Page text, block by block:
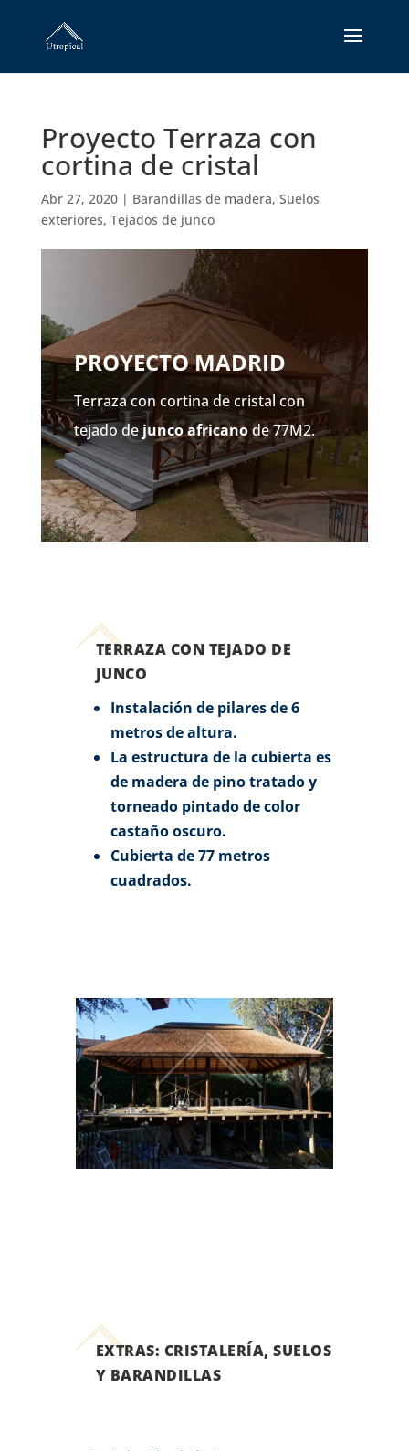
Proyecto Terraza con
cortina de cristal
Abr 27, 2020| Barandillas de madera, Suelos
exteriores, Tejados de junco
PROYECTO MADRID
Terraza con cortina de cristal con
tejado de junco africanode 77M2.
TERRAZA CON TEJADO DE
JUNCO
Instalación de pilares de 6
metros de altura.
La estructura de la cubierta es
de madera de pino tratado y
torneado pintado de color
castaño oscuro.
Cubierta de 77 metros
cuadrados.
EXTRAS: CRISTALERÍA, SUELOS
Y BARANDILLAS